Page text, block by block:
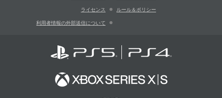
ライセンス ルール＆ポリシー
利用者情報の外部送信について